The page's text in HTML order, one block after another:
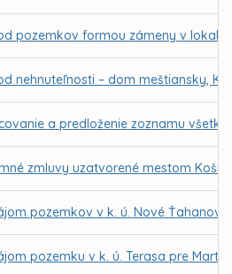
pozemkov formou zámeny v
nehnuteľnosti – dom meštiansky,
a predloženie zoznamu
zmluvy uzatvorené mestom
pozemkov v k. ú. Nové
pozemku v k. ú. Terasa pre